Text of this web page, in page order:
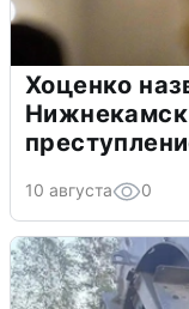
Хоценко
10 августа 0